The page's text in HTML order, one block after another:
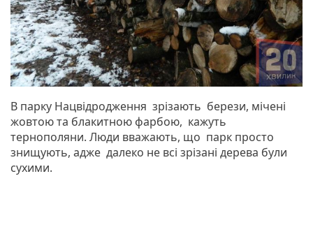
В парку Нацвідродження зрізають берези, мічені
жовтою та блакитною фарбою, кажуть
тернополяни. Люди вважають, що парк просто
знищують, адже далеко не всі зрізані дерева були
сухими.